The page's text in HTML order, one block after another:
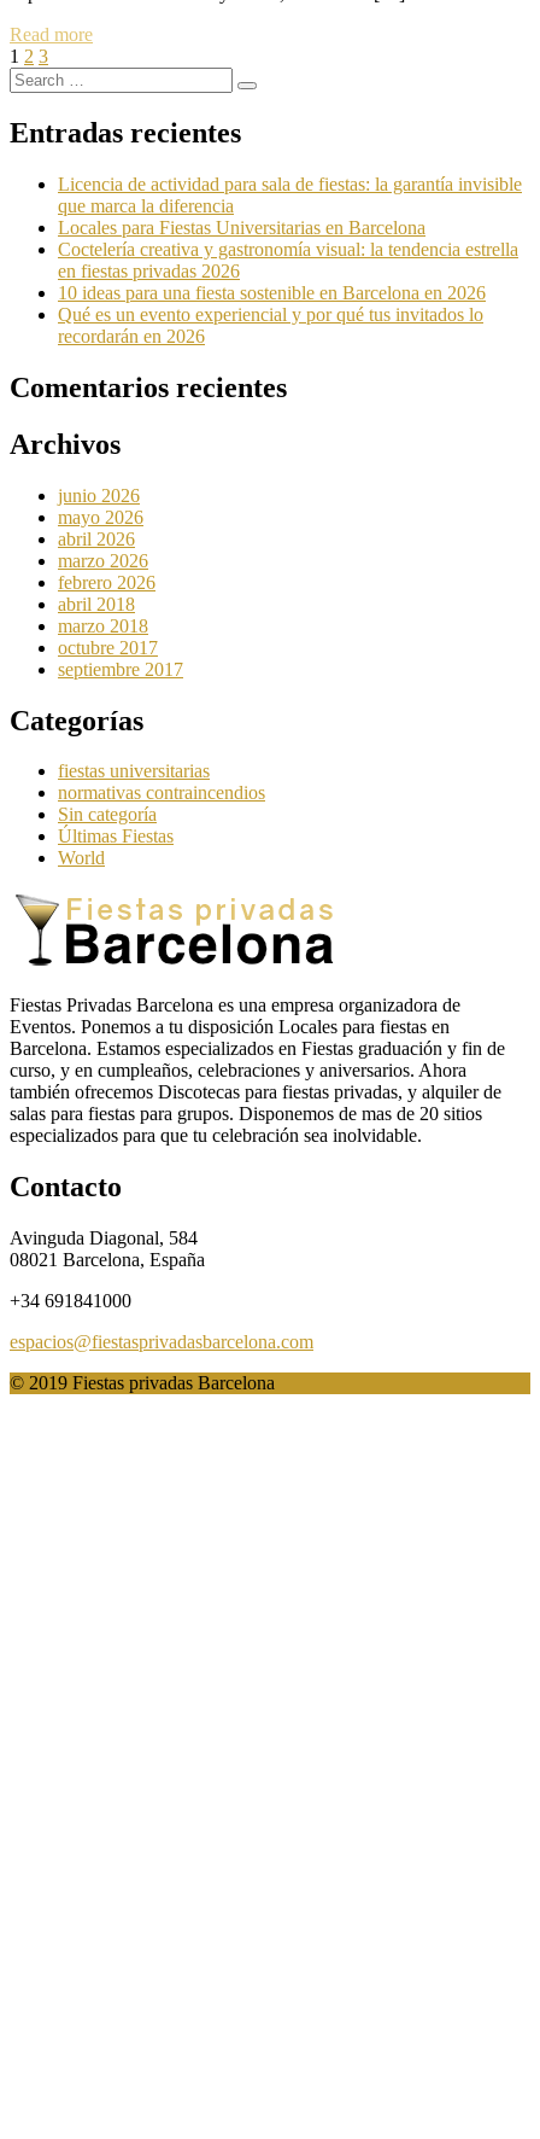
Read more
Paginación
de
entradas
Page
1 Page
2 Page
3Next
page
Search
for:
Search
Entradas recientes
Licencia de actividad para sala de fiestas: la garantía invisible
que marca la diferencia
Locales para Fiestas Universitarias en Barcelona
Coctelería creativa y gastronomía visual: la tendencia estrella
en fiestas privadas 2026
10 ideas para una fiesta sostenible en Barcelona en 2026
Qué es un evento experiencial y por qué tus invitados lo
recordarán en 2026
Comentarios recientes
Archivos
junio 2026
mayo 2026
abril 2026
marzo 2026
febrero 2026
abril 2018
marzo 2018
octubre 2017
septiembre 2017
Categorías
fiestas universitarias
normativas contraincendios
Sin categoría
Últimas Fiestas
World
Fiestas Privadas Barcelona es una empresa organizadora de
Eventos. Ponemos a tu disposición Locales para fiestas en
Barcelona. Estamos especializados en Fiestas graduación y fin de
curso, y en cumpleaños, celebraciones y aniversarios. Ahora
también ofrecemos Discotecas para fiestas privadas, y alquiler de
salas para fiestas para grupos. Disponemos de mas de 20 sitios
especializados para que tu celebración sea inolvidable.
Contacto
Avinguda Diagonal, 584
08021 Barcelona, España
+34 691841000
espacios@fiestasprivadasbarcelona.com
© 2019 Fiestas privadas Barcelona